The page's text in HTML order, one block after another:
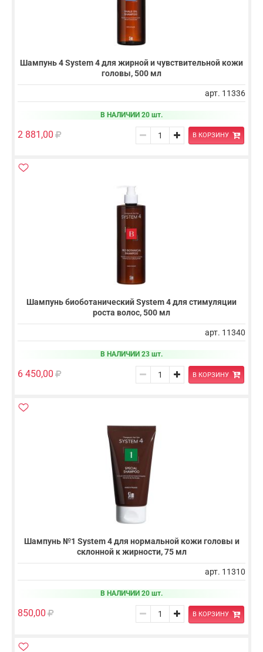
Шампунь 4 System 4 для жирной и чувствительной кожи
головы, 500 мл
арт. 11336
В НАЛИЧИИ 20 шт.
2 881,00 В КОРЗИНУ
Шампунь биоботанический System 4 для стимуляции
роста волос, 500 мл
арт. 11340
В НАЛИЧИИ 23 шт.
6 450,00 В КОРЗИНУ
Шампунь №1 System 4 для нормальной кожи головы и
склонной к жирности, 75 мл
арт. 11310
В НАЛИЧИИ 20 шт.
850,00 В КОРЗИНУ